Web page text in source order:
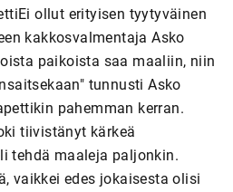
ollut erityisen tyytyväinen
kakkosvalmentaja Asko
paikoista saa maaliin, niin
tunnusti Asko
pahemman kerran.
tiivistänyt kärkeä
tehdä maaleja paljonkin.
vaikkei edes jokaisesta olisi